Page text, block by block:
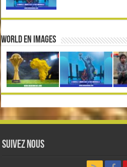
World en Images
Suivez nous